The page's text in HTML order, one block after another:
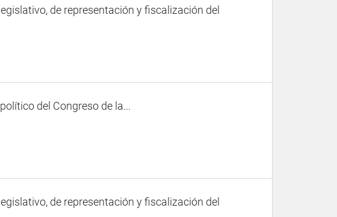
de representación y fiscalización del
del Congreso de la...
de representación y fiscalización del